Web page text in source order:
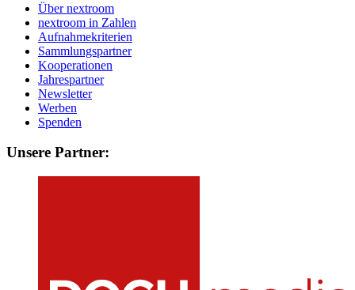
Über nextroom
nextroom in Zahlen
Aufnahmekriterien
Sammlungspartner
Kooperationen
Jahrespartner
Newsletter
Werben
Spenden
Unsere Partner: